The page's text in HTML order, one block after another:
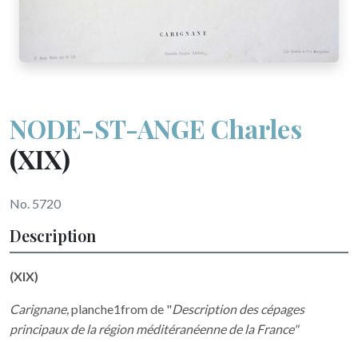
NODE-ST-ANGE Charles
(XIX)
No. 5720
Description
(XIX)
Carignane,planche1from de "Description des cépages
principaux de la région méditéranéenne de la France"